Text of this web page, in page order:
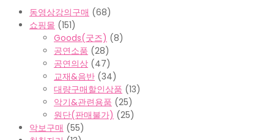
동영상강의구매 (68)
쇼핑몰 (151)
Goods(굿즈) (8)
공연소품 (28)
공연의상 (47)
교재&음반 (34)
대량구매할인상품 (13)
악기&관련용품 (25)
원단(판매불가) (25)
악보구매 (55)